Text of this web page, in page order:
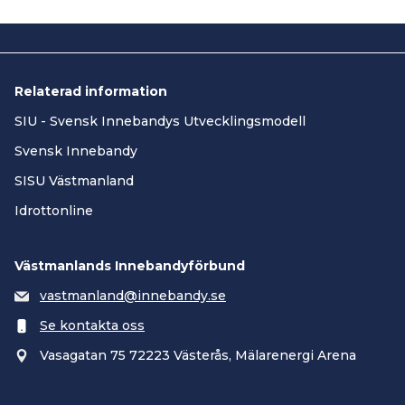
jämställdhetsutbildning)
utbildningar för olika föreningsroller
som RF-SISU erbjuder, hör med er
att tillgå.
Relaterad information
SIU - Svensk Innebandys Utvecklingsmodell
Svensk Innebandy
SISU Västmanland
Idrottonline
Västmanlands Innebandyförbund
vastmanland@innebandy.se
Se kontakta oss
Vasagatan 75 72223 Västerås, Mälarenergi Arena